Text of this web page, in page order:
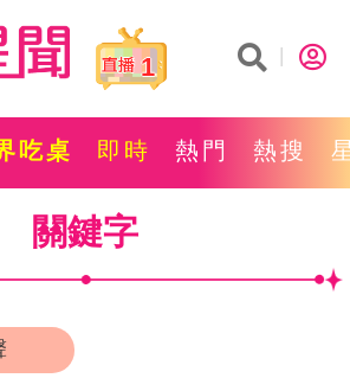
1
吃桌 即時 熱門 熱搜
關鍵字